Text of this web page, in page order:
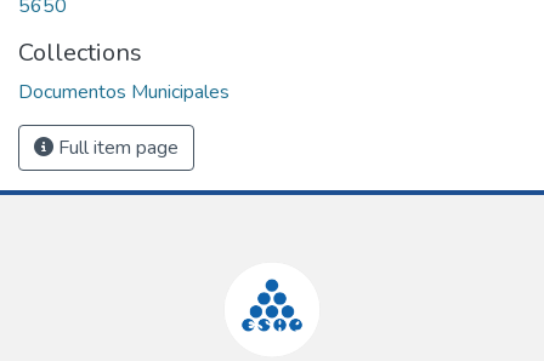
5650
Collections
Documentos Municipales
Full item page